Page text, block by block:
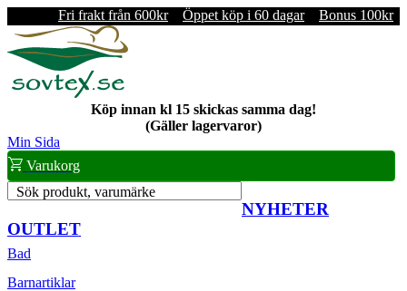
Fri frakt från 600kr Öppet köp i 60 dagar Bonus 100kr
Köp innan kl 15 skickas samma dag!
(Gäller lagervaror)
Min Sida
Varukorg
Sök produkt, varumärke
NYHETER
OUTLET
Bad
Barnartiklar